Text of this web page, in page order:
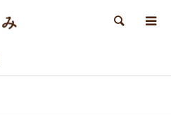
検索